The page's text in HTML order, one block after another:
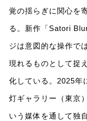
覚の揺らぎに関心を
る。新作「Satori
ジは意図的な操作で
現れるものとして捉
化している。2025年
灯ギャラリー（東京
いう媒体を通して独